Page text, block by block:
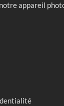
appareil